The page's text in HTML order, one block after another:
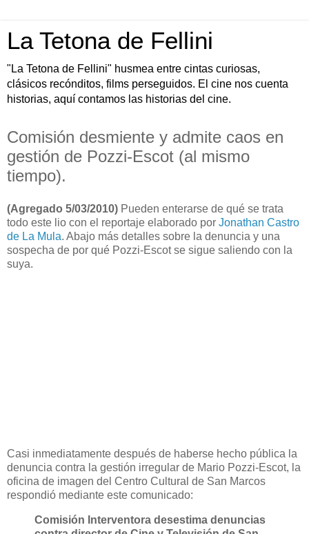
La Tetona de Fellini
"La Tetona de Fellini" husmea entre cintas curiosas,
clásicos recónditos, films perseguidos. El cine nos cuenta
historias, aquí contamos las historias del cine.
Comisión desmiente y admite caos en
gestión de Pozzi-Escot (al mismo
tiempo).
(Agregado 5/03/2010) Pueden enterarse de qué se trata
todo este lio con el reportaje elaborado por Jonathan Castro
de La Mula. Abajo más detalles sobre la denuncia y una
sospecha de por qué Pozzi-Escot se sigue saliendo con la
suya.
Casi inmediatamente después de haberse hecho pública la
denuncia contra la gestión irregular de Mario Pozzi-Escot, la
oficina de imagen del Centro Cultural de San Marcos
respondió mediante este comunicado:
Comisión Interventora desestima denuncias